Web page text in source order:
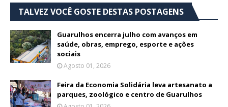
TALVEZ VOCÊ GOSTE DESTAS POSTAGENS
Guarulhos encerra julho com avanços em
saúde, obras, emprego, esporte e ações
sociais
Agosto 01, 2026
Feira da Economia Solidária leva artesanato a
parques, zoológico e centro de Guarulhos